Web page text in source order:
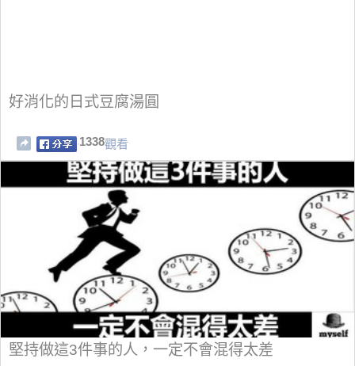
好消化的日式豆腐湯圓
1338觀看
堅持做這3件事的人，一定不會混得太差